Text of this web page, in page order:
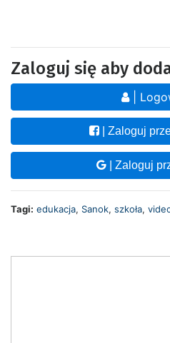
Zaloguj się aby
|
| Zaloguj
| Zaloguj
Tagi: edukacja, Sanok, szkoła,